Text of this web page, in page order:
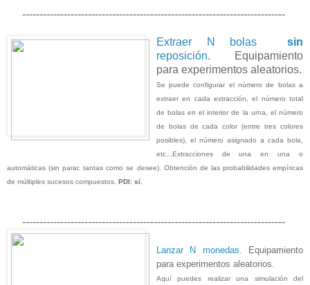
----------------------------------------------------------------------------
Extraer N bolas sin
reposición. Equipamiento
para experimentos aleatorios.
Se puede configurar el número de bolas a
extraer en cada extracción, el número total
de bolas en el interior de la urna, el número
de bolas de cada color (entre tres colores
posibles), el número asignado a cada bola,
etc...Extracciones de una en una o
automáticas (sin parar, tantas como se desee). Obtención de las probabilidades empíricas
de múltiples sucesos compuestos. PDI: sí.
----------------------------------------------------------------------------
Lanzar N monedas . Equipamiento
para experimentos aleatorios.
Aquí puedes realizar una simulación del